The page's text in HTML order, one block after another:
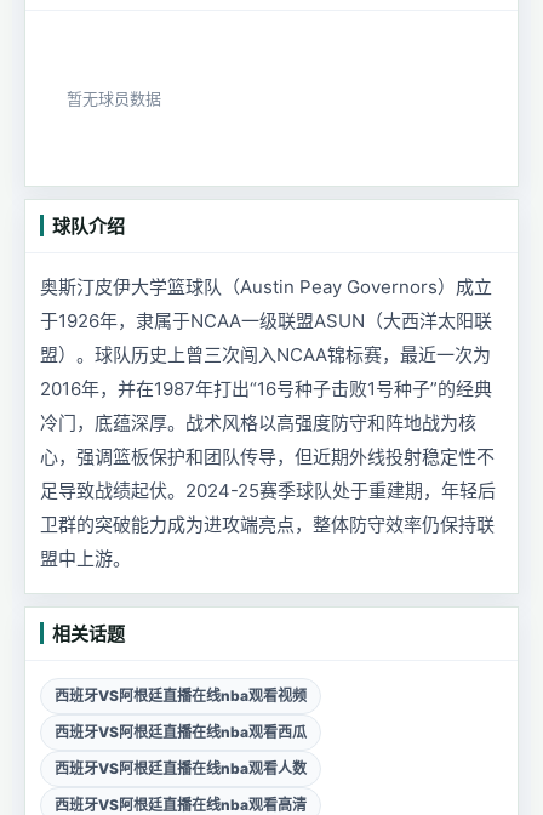
暂无球员数据
球队介绍
奥斯汀皮伊大学篮球队（Austin Peay Governors）成立
于1926年，隶属于NCAA一级联盟ASUN（大西洋太阳联
盟）。球队历史上曾三次闯入NCAA锦标赛，最近一次为
2016年，并在1987年打出“16号种子击败1号种子”的经典
冷门，底蕴深厚。战术风格以高强度防守和阵地战为核
心，强调篮板保护和团队传导，但近期外线投射稳定性不
足导致战绩起伏。2024-25赛季球队处于重建期，年轻后
卫群的突破能力成为进攻端亮点，整体防守效率仍保持联
盟中上游。
相关话题
西班牙VS阿根廷直播在线nba观看视频
西班牙VS阿根廷直播在线nba观看西瓜
西班牙VS阿根廷直播在线nba观看人数
西班牙VS阿根廷直播在线nba观看高清